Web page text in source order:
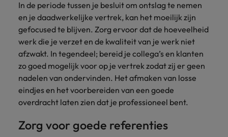
In de periode tussen je besluit om ontslag te nemen
en je daadwerkelijke vertrek, kan het moeilijk zijn
gefocused te blijven. Zorg ervoor dat de hoeveelheid
werk die je verzet en de kwaliteit van je werk niet
afzwakt. In tegendeel; bereid je collega’s en klanten
zo goed mogelijk voor op je vertrek zodat zij er geen
nadelen van ondervinden. Het afmaken van losse
eindjes en het voorbereiden van een goede
overdracht laten zien dat je professioneel bent.
Zorg voor goede referenties